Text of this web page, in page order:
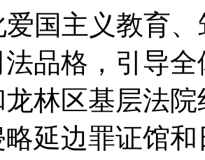
国主义教育、
法品格，引导
龙林区基层法
延边罪证馆